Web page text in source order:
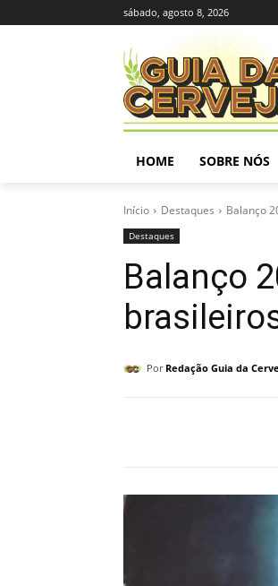
sábado, agosto 8, 2026
HOME SOBRE NÓS
Início Destaques Balanço
Destaques
Balanço
Por Redação Guia da